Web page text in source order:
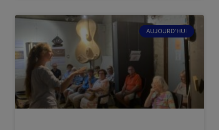
AUJOURD'HUI